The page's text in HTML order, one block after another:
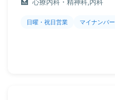
心療内科・精神科,内科
日曜・祝日営業 マイナンバー